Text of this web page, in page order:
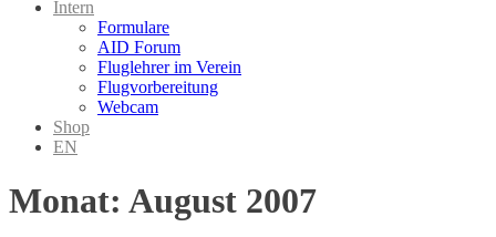
Intern
Formulare
AID Forum
Fluglehrer im Verein
Flugvorbereitung
Webcam
Shop
EN
Monat: August 2007